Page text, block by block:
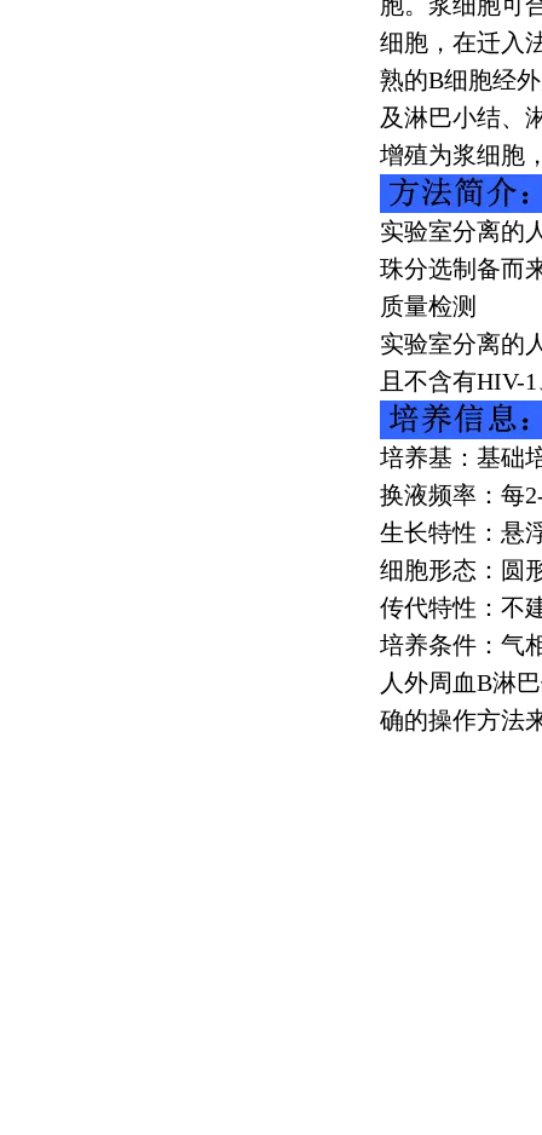
细胞，在迁入
熟的B细胞经
及淋巴小结、
增殖为浆细胞
实验室分离的
珠分选制备而
质量检测
实验室分离的
且不含有HIV-1
培养基：基础
换液频率：每
生长特性：悬
细胞形态：圆
传代特性：不
培养条件：气
人外周血B淋
确的操作方法